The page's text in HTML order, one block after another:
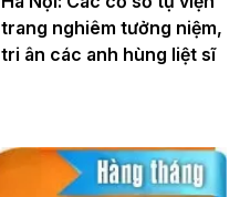
trang nghiêm tưởng niệm,
tri ân các anh hùng liệt sĩ